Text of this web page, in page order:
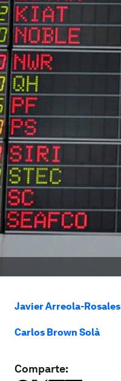
Javier Arreola-Rosales
Carlos Brown Solà
Comparte: